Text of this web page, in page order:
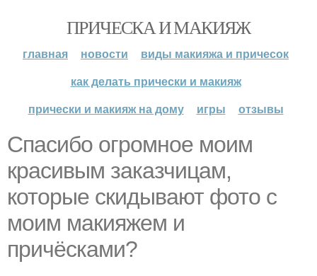
ПРИЧЕСКА И МАКИЯЖ
главная новости
виды макияжа и причесок
как делать прически и макияж
прически и макияж на дому
игры отзывы
Спасибо огромное моим
красивым заказчицам,
которые скидывают фото с
моим макияжем и
причёсками?